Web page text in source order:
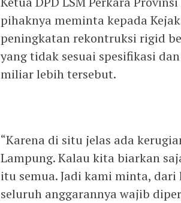
pihaknya meminta kepada
peningkatan rekontruksi rigid
yang tidak sesuai spesifikasi
miliar lebih tersebut.
“Karena di situ jelas ada
Lampung. Kalau kita biarkan
itu semua. Jadi kami minta, dari
seluruh anggarannya wajib